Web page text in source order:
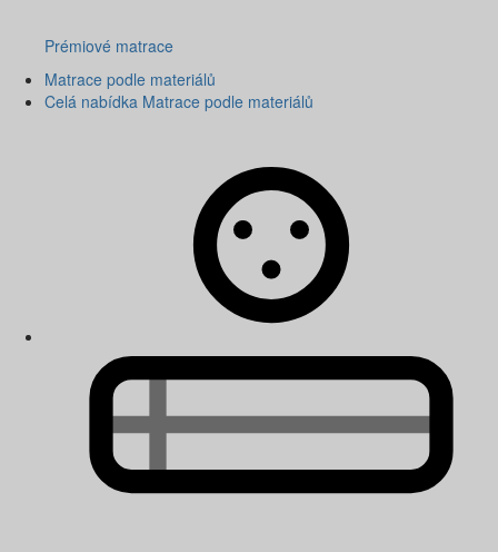
Prémiové matrace
Matrace podle materiálů
Celá nabídka Matrace podle materiálů